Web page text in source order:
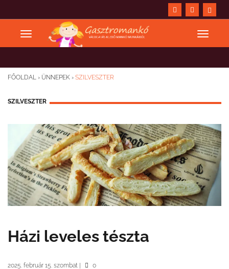
FŐOLDAL › ÜNNEPEK › SZILVESZTER
SZILVESZTER
Házi leveles tészta
2025. február 15. szombat 0